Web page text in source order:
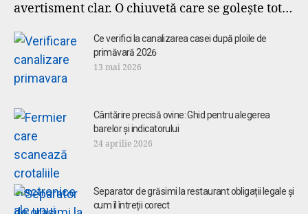
avertisment clar. O chiuvetă care se golește tot…
Ce verifici la canalizarea casei după ploile de
primăvară 2026
13 mai 2026
Cântărire precisă ovine: Ghid pentru alegerea
barelor și indicatorului
24 aprilie 2026
Separator de grăsimi la restaurant obligații legale și
cum îl întreții corect